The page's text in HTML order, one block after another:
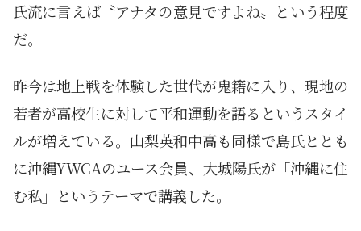
氏流に言えば〝アナタの意見ですよね〟という程度
だ。
昨今は地上戦を体験した世代が鬼籍に入り、現地の
若者が高校生に対して平和運動を語るというスタイ
ルが増えている。山梨英和中高も同様で島氏ととも
に沖縄YWCAのユース会員、大城陽氏が「沖縄に住
む私」というテーマで講義した。